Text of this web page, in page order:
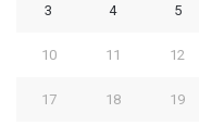
3 4 5
10 11 12
17 18 19